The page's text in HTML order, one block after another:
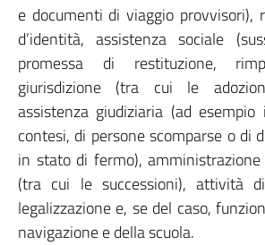
e documenti di viaggio provvisori),
d’identità, assistenza sociale
promessa di restituzione,
giurisdizione (tra cui le
assistenza giudiziaria (ad
contesi, di persone scomparse o di
in stato di fermo), amministrazione
(tra cui le successioni), attività
legalizzazione e, se del caso,
navigazione e della scuola.